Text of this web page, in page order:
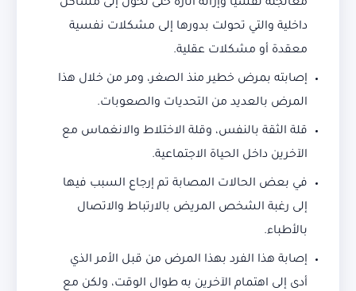
معالجته نفسيا وإزالة آثاره حتى تحول إلى مشاكل
داخلية والتي تحولت بدورها إلى مشكلات نفسية
معقدة أو مشكلات عقلية.
إصابته بمرض خطير منذ الصغر، ومر من خلال هذا
المرض بالعديد من التحديات والصعوبات.
قلة الثقة بالنفس، وقلة الاختلاط والانغماس مع
الآخرين داخل الحياة الاجتماعية.
في بعض الحالات المصابة تم إرجاع السبب فيها
إلى رغبة الشخص المريض بالارتباط والاتصال
بالأطباء.
إصابة هذا الفرد بهذا المرض من قبل الأمر الذي
أدى إلى اهتمام الآخرين به طوال الوقت، ولكن مع